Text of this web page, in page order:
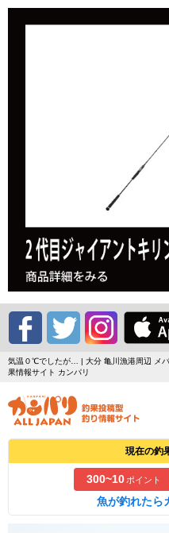
気温０℃でしたが… | 大分 亀川漁港周辺 メ
果情報サイト カンパリ
現在の釣
300~10ポイント
魚が釣れたら